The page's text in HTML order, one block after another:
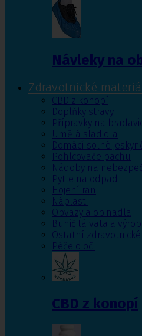
Návleky na
Zdravotnické
CBD z konopí
Doplňky stravy
Přípravky na
Umělá sladidla
Domácí solné
Pohlcovače pachu
Nádoby na
Pytle na odpad
Hojení ran
Náplasti
Obvazy a obinadla
Buničitá vata a
Ostatní
Péče o oči
CBD z konopí